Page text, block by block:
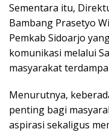
Sementara itu,
Bambang Prasetyo
Pemkab Sidoarjo
komunikasi melalui
masyarakat
Menurutnya,
penting bagi
aspirasi sekaligus